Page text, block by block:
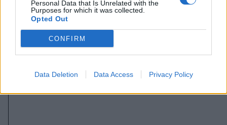
Personal Data that Is Unrelated with the
Purposes for which it was collected.
Opted Out
CONFIRM
Data Deletion Data Access Privacy Policy
2026. augusztus 05., szerda
Kedden választhatják meg
Magyarország új köztársasági